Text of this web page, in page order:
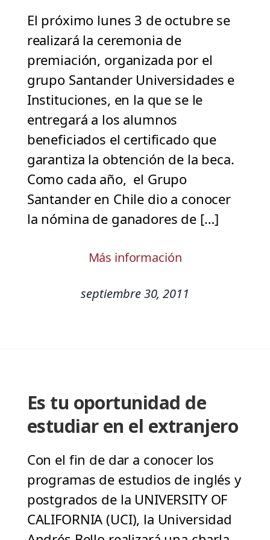
El próximo lunes 3 de octubre se
realizará la ceremonia de
premiación, organizada por el
grupo Santander Universidades e
Instituciones, en la que se le
entregará a los alumnos
beneficiados el certificado que
garantiza la obtención de la beca.
Como cada año, el Grupo
Santander en Chile dio a conocer
la nómina de ganadores de […]
Más información
septiembre 30, 2011
Es tu oportunidad de
estudiar en el extranjero
Con el fin de dar a conocer los
programas de estudios de inglés y
postgrados de la UNIVERSITY OF
CALIFORNIA (UCI), la Universidad